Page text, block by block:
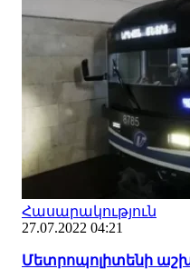
Հասարակություն
27.07.2022 04:21
Մետրոպոլիտենի